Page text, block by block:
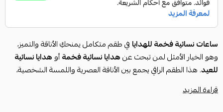
ساعات نسائية فخمة للهدايا في طقم متكامل يمنحكِ الأناقة والتميز،
وهو الخيار الأمثل لمن تبحث عنهدايا نسائية فخمةأوهدايا نسائية
للعيد. هذا الطقم الراقي يجمع بين الأناقة العصرية واللمسة الشخصية،
نسائية عيد ميلاد
قراءة المزيد